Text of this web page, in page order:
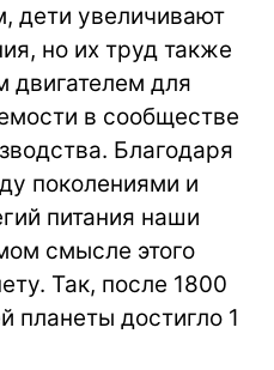
дети увеличивают
но их труд также
двигателем для
в сообществе
Благодаря
поколениями и
питания наши
смысле этого
Так, после 1800
планеты достигло 1